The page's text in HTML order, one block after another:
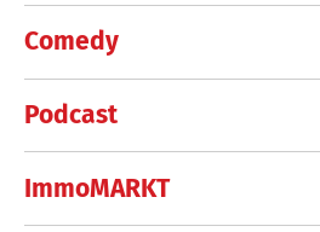
Comedy
Podcast
ImmoMARKT